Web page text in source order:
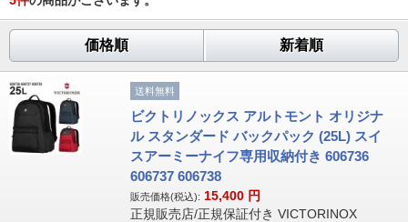
価格順 新着順
送料無料
ビクトリノックス アルトモント オリジナ
ル スタンダード バックパック (25L) スイ
スアーミーナイフ専用収納付き 606736
606737 606738
販売価格(税込): 15,400 円
正規販売店/正規保証付き VICTORINOX